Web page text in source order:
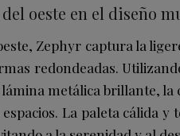
oeste en el diseño
Zephyr captura la
redondeadas.
metálica brillante, la
La paleta cálida y